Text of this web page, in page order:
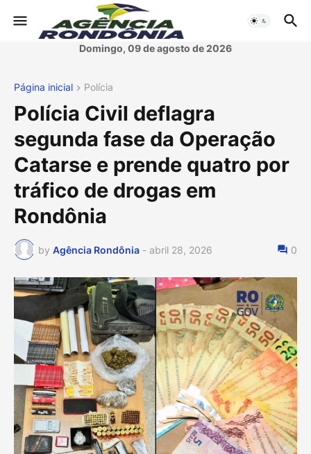
Domingo, 09 de agosto de 2026
Página inicial Polícia
Polícia Civil deflagra
segunda fase da Operação
Catarse e prende quatro por
tráfico de drogas em
Rondônia
by Agência Rondônia - abril 28, 2026 0